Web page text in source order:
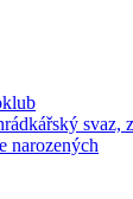
svaz,
narozených